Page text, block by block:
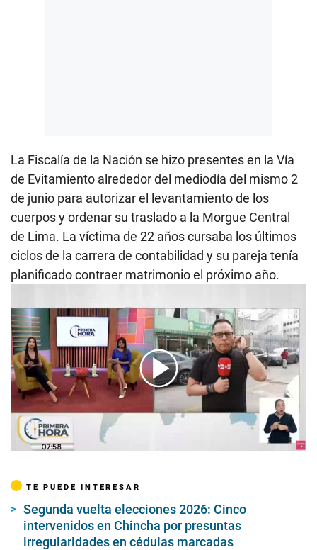
La Fiscalía de la Nación se hizo presentes en la Vía
de Evitamiento alrededor del mediodía del mismo 2
de junio para autorizar el levantamiento de los
cuerpos y ordenar su traslado a la Morgue Central
de Lima. La víctima de 22 años cursaba los últimos
ciclos de la carrera de contabilidad y su pareja tenía
planificado contraer matrimonio el próximo año.
00:00 02:42
TE PUEDE INTERESAR
Segunda vuelta elecciones 2026: Cinco
intervenidos en Chincha por presuntas
irregularidades en cédulas marcadas